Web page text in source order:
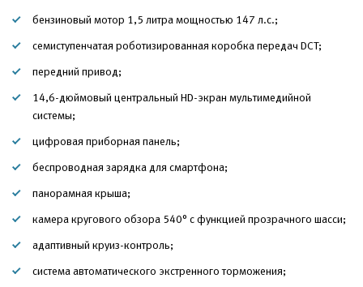
бензиновый мотор 1,5 литра мощностью 147 л.с.;
семиступенчатая роботизированная коробка передач DCT;
передний привод;
14,6-дюймовый центральный HD-экран мультимедийной
системы;
цифровая приборная панель;
беспроводная зарядка для смартфона;
панорамная крыша;
камера кругового обзора 540° с функцией прозрачного шасси;
адаптивный круиз-контроль;
система автоматического экстренного торможения;